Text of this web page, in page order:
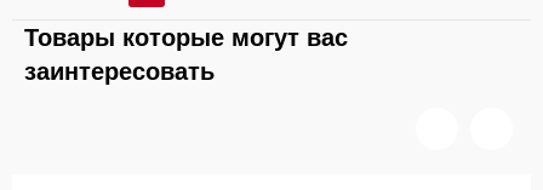
Товары которые могут вас
заинтересовать